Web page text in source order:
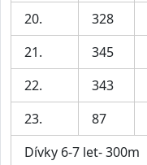
20. 328
21.
345
22.
343
23.
87
Dívky 6-7 let- 300m